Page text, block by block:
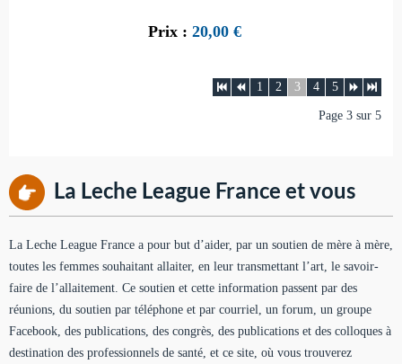
Prix : 20,00 €
1 2 3 4 5
Page 3 sur 5
La Leche League France et vous
La Leche League France a pour but d’aider, par un soutien de mère à mère,
toutes les femmes souhaitant allaiter, en leur transmettant l’art, le savoir-
faire de l’allaitement. Ce soutien et cette information passent par des
réunions, du soutien par téléphone et par courriel, un forum, un groupe
Facebook, des publications, des congrès, des publications et des colloques à
destination des professionnels de santé, et ce site, où vous trouverez